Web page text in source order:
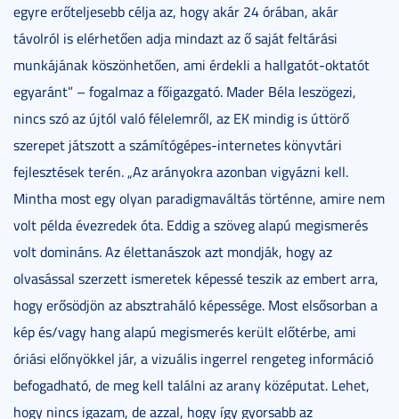
egyre erőteljesebb célja az, hogy akár 24 órában, akár
távolról is elérhetően adja mindazt az ő saját feltárási
munkájának köszönhetően, ami érdekli a hallgatót-oktatót
egyaránt” – fogalmaz a főigazgató. Mader Béla leszögezi,
nincs szó az újtól való félelemről, az EK mindig is úttörő
szerepet játszott a számítógépes-internetes könyvtári
fejlesztések terén. „Az arányokra azonban vigyázni kell.
Mintha most egy olyan paradigmaváltás történne, amire nem
volt példa évezredek óta. Eddig a szöveg alapú megismerés
volt domináns. Az élettanászok azt mondják, hogy az
olvasással szerzett ismeretek képessé teszik az embert arra,
hogy erősödjön az absztraháló képessége. Most elsősorban a
kép és/vagy hang alapú megismerés került előtérbe, ami
óriási előnyökkel jár, a vizuális ingerrel rengeteg információ
befogadható, de meg kell találni az arany középutat. Lehet,
hogy nincs igazam, de azzal, hogy így gyorsabb az